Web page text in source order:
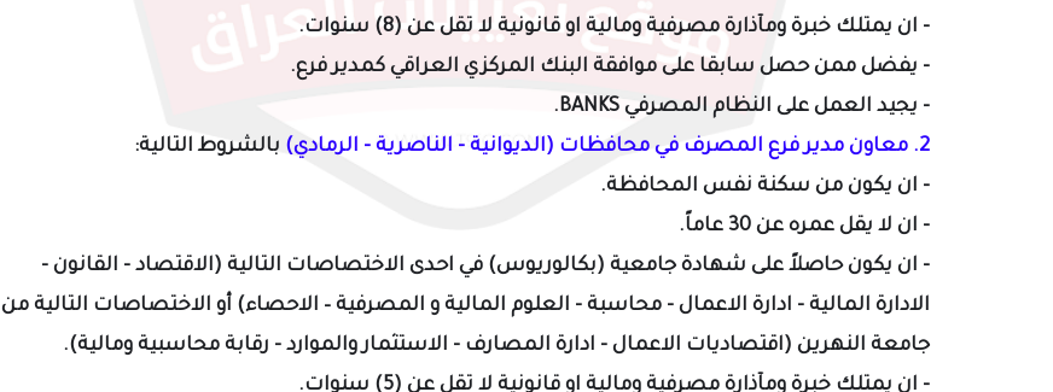
- ان يمتلك خبرة ومآذارة مصرفية ومالية او قانونية لا تقل عن (8) سنوات.
- يفضل ممن حصل سابقا على موافقة البنك المركزي العراقي كمدير فرع.
- يجيد العمل على النظام المصرفي BANKS.
2. معاون مدير فرع المصرف في محافظات (
الديوانية - الناصرية - الرمادي) بالشروط التالية:
- ان يكون من سكنة نفس المحافظة.
- ان لا يقل عمره عن 30 عاماً.
- ان يكون حاصلاً على شهادة جامعية (بكالوريوس) في احدى الاختصاصات التالية (الاقتصاد - القانون -
الادارة المالية - ادارة الاعمال - محاسبة - العلوم المالية و المصرفية – الاحصاء) أو الاختصاصات التالية من
جامعة النهرين (اقتصاديات الاعمال - ادارة المصارف - الاستثمار والموارد - رقابة محاسبية ومالية).
- ان يمتلك خبرة ومآذارة مصرفية ومالية او قانونية لا تقل عن (5) سنوات.